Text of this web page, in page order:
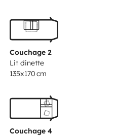
Couchage 2
Lit dinette
135x170 cm
Couchage 4